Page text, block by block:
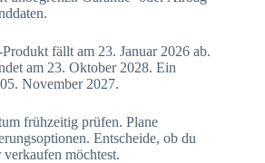
fällt am 23. Januar 2026 ab.
am 23. Oktober 2028. Ein
November 2027.
frühzeitig prüfen. Plane
Entscheide, ob du
möchtest.